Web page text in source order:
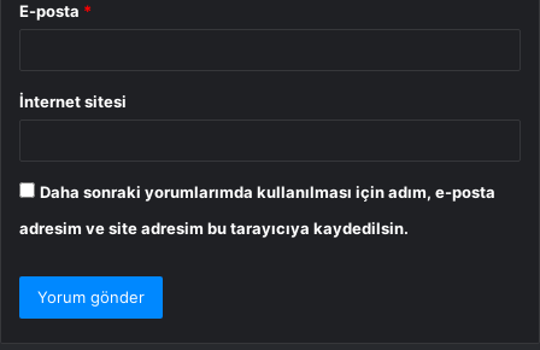
E-posta *
İnternet sitesi
Daha sonraki yorumlarımda kullanılması için adım, e-posta
adresim ve site adresim bu tarayıcıya kaydedilsin.